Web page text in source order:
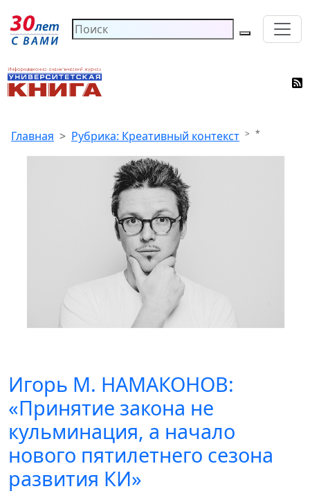
Главная Рубрика: Креативный контекст *
Игорь М. НАМАКОНОВ:
«Принятие закона не
кульминация, а начало
нового пятилетнего сезона
развития КИ»